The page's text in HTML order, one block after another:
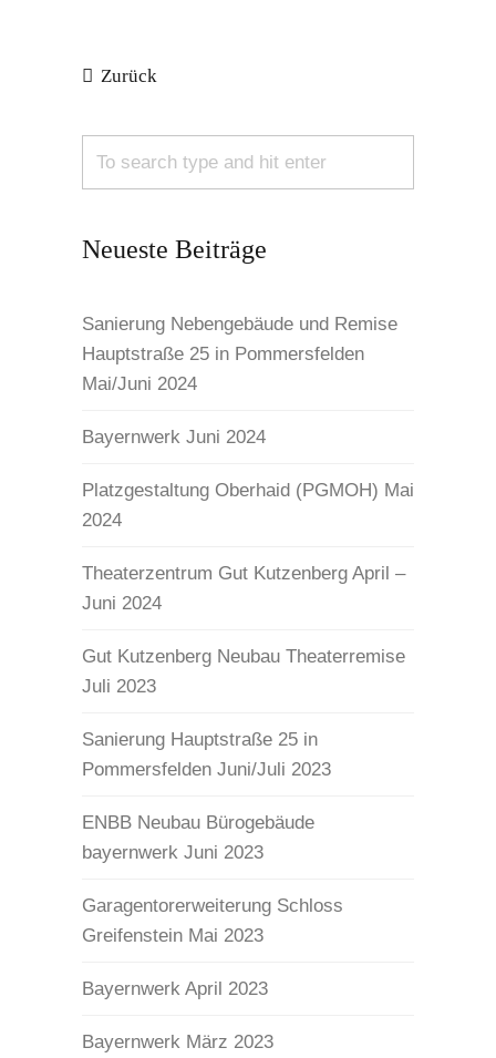
Zurück
Neueste Beiträge
Sanierung Nebengebäude und Remise
Hauptstraße 25 in Pommersfelden
Mai/Juni 2024
Bayernwerk Juni 2024
Platzgestaltung Oberhaid (PGMOH) Mai
2024
Theaterzentrum Gut Kutzenberg April –
Juni 2024
Gut Kutzenberg Neubau Theaterremise
Juli 2023
Sanierung Hauptstraße 25 in
Pommersfelden Juni/Juli 2023
ENBB Neubau Bürogebäude
bayernwerk Juni 2023
Garagentorerweiterung Schloss
Greifenstein Mai 2023
Bayernwerk April 2023
Bayernwerk März 2023